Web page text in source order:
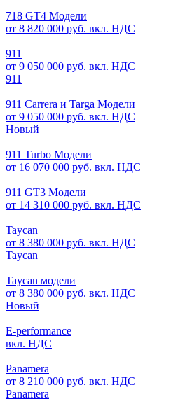
718 GT4 Модели
от 8 820 000 руб. вкл. НДС
911
от 9 050 000 руб. вкл. НДС
911
911 Carrera и Targa Модели
от 9 050 000 руб. вкл. НДС
Новый
911 Turbo Модели
от 16 070 000 руб. вкл. НДС
911 GT3 Модели
от 14 310 000 руб. вкл. НДС
Taycan
от 8 380 000 руб. вкл. НДС
Taycan
Taycan модели
от 8 380 000 руб. вкл. НДС
Новый
E-performance
вкл. НДС
Panamera
от 8 210 000 руб. вкл. НДС
Panamera